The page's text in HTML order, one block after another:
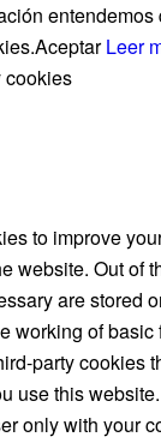
entendemos
Aceptar Leer
cookies
to improve
website. Out of
are stored
working of
party cookies
use this
only with your